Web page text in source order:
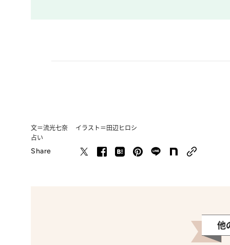
文＝流光七奈 イラスト＝田辺ヒロシ
占い
Share
他